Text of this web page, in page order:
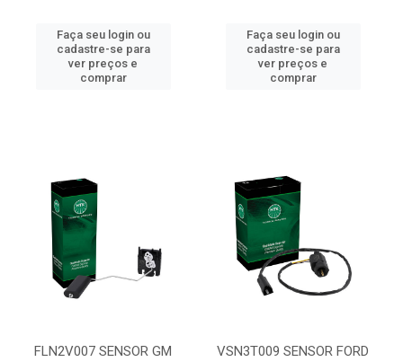
Faça seu login ou
cadastre-se para
ver preços e
comprar
Faça seu login ou
cadastre-se para
ver preços e
comprar
FLN2V007 SENSOR GM
VSN3T009 SENSOR FORD